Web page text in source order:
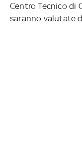
Centro Tecnico di
saranno valutate